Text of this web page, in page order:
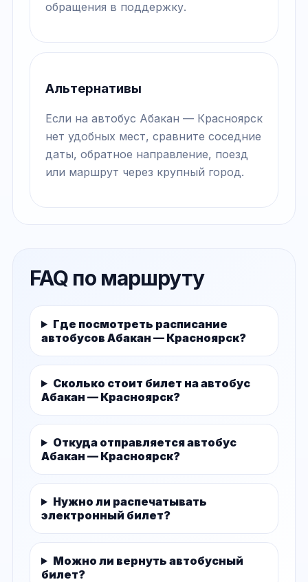
обращения в поддержку.
Альтернативы
Если на автобус Абакан — Красноярск
нет удобных мест, сравните соседние
даты, обратное направление, поезд
или маршрут через крупный город.
FAQ по маршруту
Где посмотреть расписание
автобусов Абакан — Красноярск?
Сколько стоит билет на автобус
Абакан — Красноярск?
Откуда отправляется автобус
Абакан — Красноярск?
Нужно ли распечатывать
электронный билет?
Можно ли вернуть автобусный
билет?